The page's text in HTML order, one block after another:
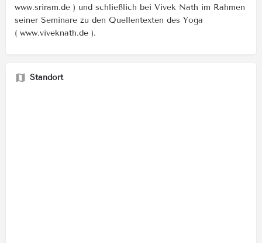
www.sriram.de ) und schließlich bei Vivek Nath im Rahmen
seiner Seminare zu den Quellentexten des Yoga
( www.viveknath.de ).
Standort